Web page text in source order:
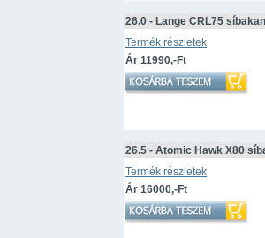
26.0 - Lange CRL75
Termék részletek
Ár 11990,-Ft
26.5 - Atomic Hawk X80
Termék részletek
Ár 16000,-Ft